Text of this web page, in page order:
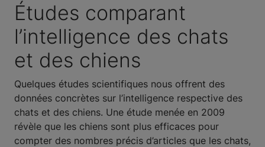
Études comparant
l’intelligence des chats
et des chiens
Quelques études scientifiques nous offrent des
données concrètes sur l’intelligence respective des
chats et des chiens. Une étude menée en 2009
révèle que les chiens sont plus efficaces pour
compter des nombres précis d’articles que les chats,